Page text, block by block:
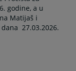
godine, a u
Matijaš i
dana 27.03.2026.